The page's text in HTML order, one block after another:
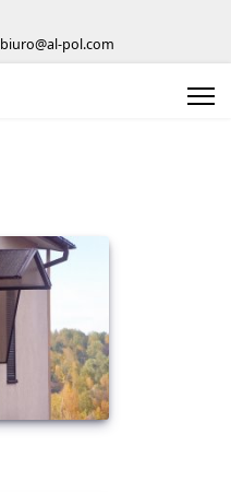
biuro@al-pol.com